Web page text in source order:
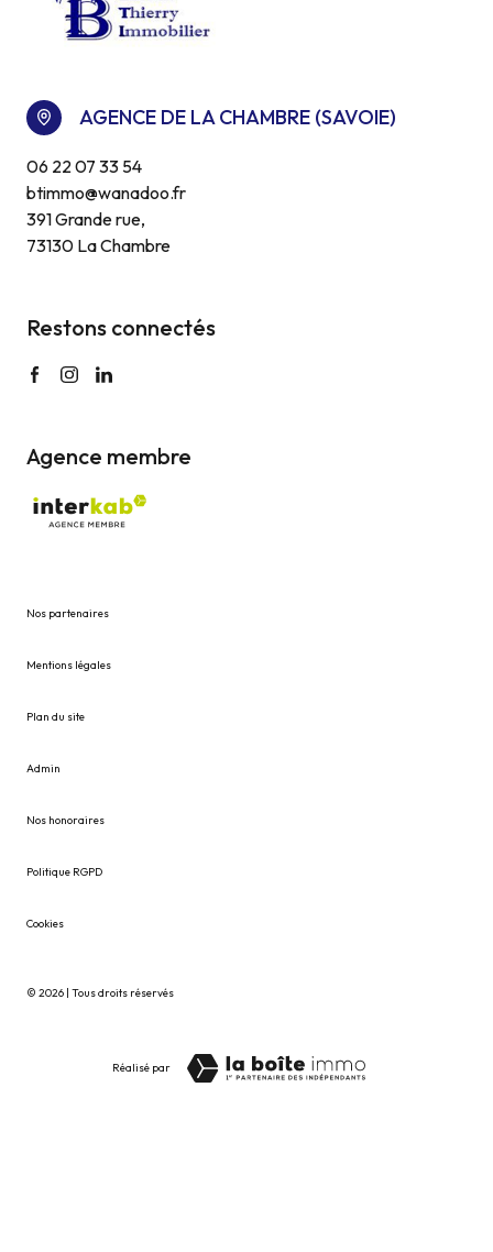
AGENCE DE LA CHAMBRE (SAVOIE)
06 22 07 33 54
btimmo@wanadoo.fr
391 Grande rue,
73130 La Chambre
Restons connectés
Agence membre
Nos partenaires
Mentions légales
Plan du site
Admin
Nos honoraires
Politique RGPD
Cookies
© 2026 | Tous droits réservés
Réalisé par